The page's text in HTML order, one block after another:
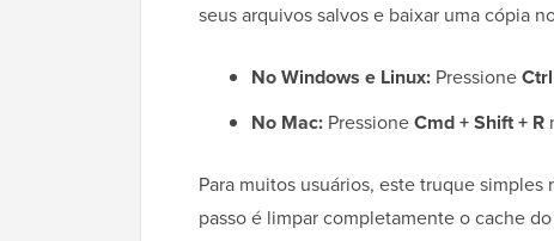
seus arquivos salvos e baixar uma cópia
No Windows e Linux: Pressione
No Mac: PressioneCmd + Shift + R
Para muitos usuários, este truque
passo é limpar completamente o cache